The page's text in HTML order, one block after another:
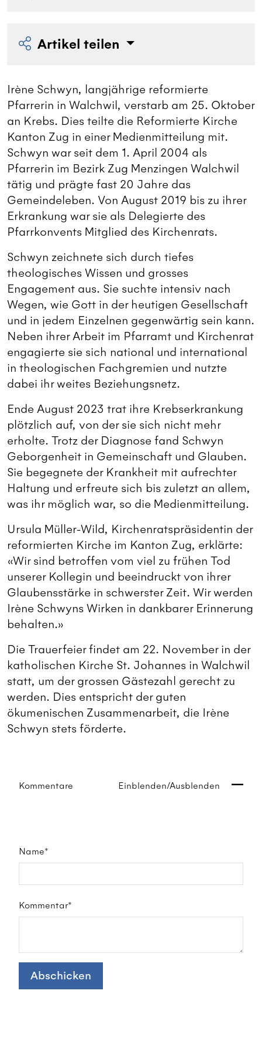
Artikel teilen
Irène Schwyn, langjährige reformierte
Pfarrerin in Walchwil, verstarb am 25. Oktober
an Krebs. Dies teilte die Reformierte Kirche
Kanton Zug in einer Medienmitteilung mit.
Schwyn war seit dem 1. April 2004 als
Pfarrerin im Bezirk Zug Menzingen Walchwil
tätig und prägte fast 20 Jahre das
Gemeindeleben. Von August 2019 bis zu ihrer
Erkrankung war sie als Delegierte des
Pfarrkonvents Mitglied des Kirchenrats.
Schwyn zeichnete sich durch tiefes
theologisches Wissen und grosses
Engagement aus. Sie suchte intensiv nach
Wegen, wie Gott in der heutigen Gesellschaft
und in jedem Einzelnen gegenwärtig sein kann.
Neben ihrer Arbeit im Pfarramt und Kirchenrat
engagierte sie sich national und international
in theologischen Fachgremien und nutzte
dabei ihr weites Beziehungsnetz.
Ende August 2023 trat ihre Krebserkrankung
plötzlich auf, von der sie sich nicht mehr
erholte. Trotz der Diagnose fand Schwyn
Geborgenheit in Gemeinschaft und Glauben.
Sie begegnete der Krankheit mit aufrechter
Haltung und erfreute sich bis zuletzt an allem,
was ihr möglich war, so die Medienmitteilung.
Ursula Müller-Wild, Kirchenratspräsidentin der
reformierten Kirche im Kanton Zug, erklärte:
«Wir sind betroffen vom viel zu frühen Tod
unserer Kollegin und beeindruckt von ihrer
Glaubensstärke in schwerster Zeit. Wir werden
Irène Schwyns Wirken in dankbarer Erinnerung
behalten.»
Die Trauerfeier findet am 22. November in der
katholischen Kirche St. Johannes in Walchwil
statt, um der grossen Gästezahl gerecht zu
werden. Dies entspricht der guten
ökumenischen Zusammenarbeit, die Irène
Schwyn stets förderte.
Kommentare Einblenden/Ausblenden
Name*
Kommentar*
Abschicken